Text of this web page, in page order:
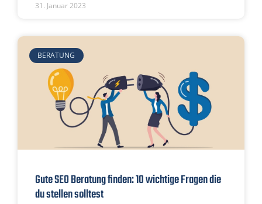
31. Januar 2023
BERATUNG
Gute SEO Beratung finden: 10 wichtige Fragen die
du stellen solltest